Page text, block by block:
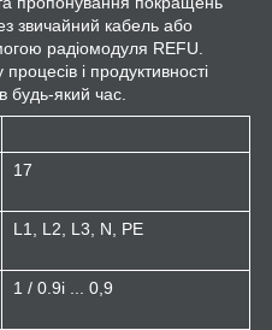
звичайний кабель або
радіомодуля REFU.
і продуктивності
будь-який час.
17
L1, L2, L3, N, PE
1 / 0.9i ... 0,9